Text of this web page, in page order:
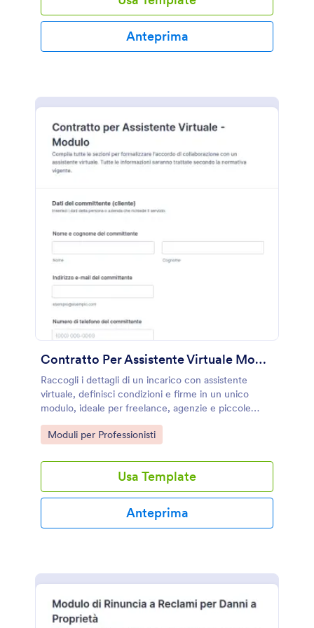
Anteprima
Contratto Per Assistente Virtuale Modulo
Raccogli i dettagli di un incarico con assistente
virtuale, definisci condizioni e firme in un unico
modulo, ideale per freelance, agenzie e piccole
aziende che vogliono una gestione ordinata degli
accordi con Jotform.
Go to Category:
Moduli per Professionisti
Usa Template
Anteprima